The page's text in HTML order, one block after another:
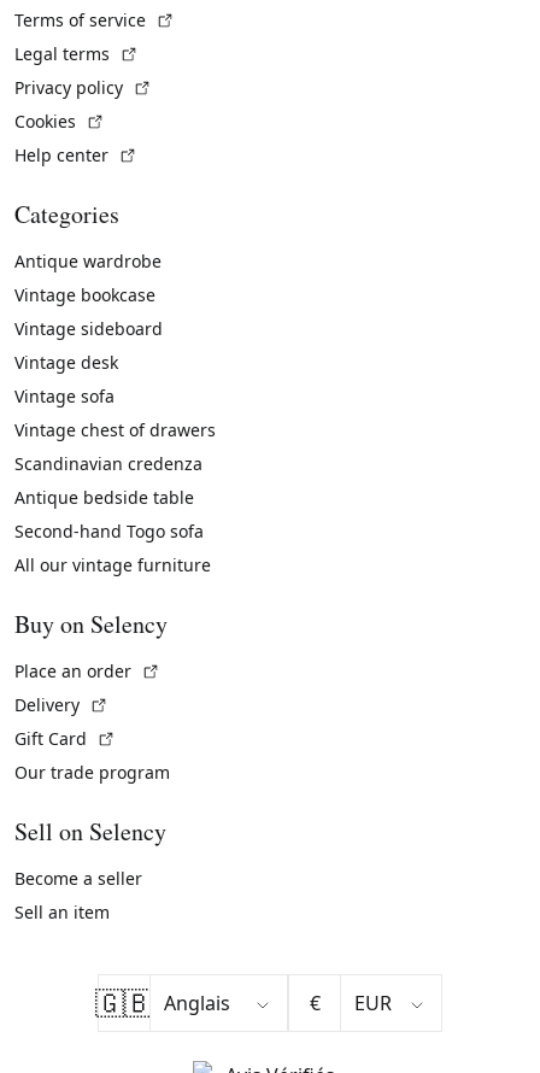
Terms of service
Legal terms
Privacy policy
Cookies
Help center
Categories
Antique wardrobe
Vintage bookcase
Vintage sideboard
Vintage desk
Vintage sofa
Vintage chest of drawers
Scandinavian credenza
Antique bedside table
Second-hand Togo sofa
All our vintage furniture
Buy on Selency
Place an order
Delivery
Gift Card
Our trade program
Sell on Selency
Become a seller
Sell an item
🇬🇧 €